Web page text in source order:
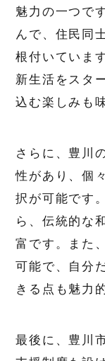
魅力の一つで
んで、住民同
根付いていま
新生活をスタ
込む楽しみも
さらに、豊川
性があり、個
択が可能です
ら、伝統的な
富です。また
可能で、自分
きる点も魅力
最後に、豊川